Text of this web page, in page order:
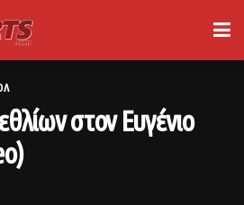
στον Ευγένιο